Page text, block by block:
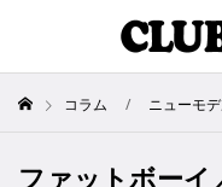
コラム ニューモ
ファットボーイ